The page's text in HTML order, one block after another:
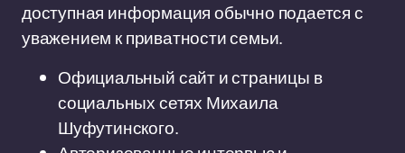
доступная информация обычно подается с
уважением к приватности семьи.
Официальный сайт и страницы в
социальных сетях Михаила
Шуфутинского.